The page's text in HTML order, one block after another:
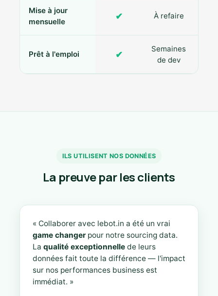
Mise à jour
mensuelle
✔ À refaire
Prêt à l'emploi ✔
Semaines
de dev
ILS UTILISENT NOS DONNÉES
La preuve par les clients
« Collaborer avec lebot.in a été un vrai
game changer pour notre sourcing data.
La qualité exceptionnelle de leurs
données fait toute la différence — l'impact
sur nos performances business est
immédiat. »